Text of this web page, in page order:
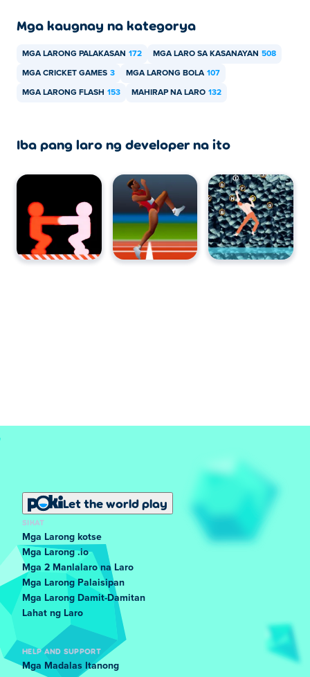
Mga kaugnay na kategorya
MGA LARONG PALAKASAN 172 MGA LARO SA KASANAYAN 508
MGA CRICKET GAMES 3 MGA LARONG BOLA 107
MGA LARONG FLASH 153 MAHIRAP NA LARO 132
Iba pang laro ng developer na ito
Let the world play
SIKAT
Mga Larong kotse
Mga Larong .io
Mga 2 Manlalaro na Laro
Mga Larong Palaisipan
Mga Larong Damit-Damitan
Lahat ng Laro
HELP AND SUPPORT
Mga Madalas Itanong